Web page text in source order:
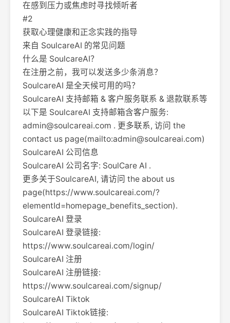
在感到压力或焦虑时寻找倾听者
#2
获取心理健康和正念实践的指导
来自 SoulcareAI 的常见问题
什么是 SoulcareAI？
在注册之前，我可以发送多少条消息？
SoulcareAI 是全天候可用的吗？
SoulcareAI 支持邮箱 & 客户服务联系 & 退款联系等
以下是 SoulcareAI 支持邮箱含客户服务:
admin@soulcareai.com . 更多联系, 访问 the
contact us page(mailto:admin@soulcareai.com)
SoulcareAI 公司信息
SoulcareAI 公司名字: SoulCare AI .
更多关于SoulcareAI, 请访问 the about us
page(https://www.soulcareai.com/?
elementId=homepage_benefits_section).
SoulcareAI 登录
SoulcareAI 登录链接:
https://www.soulcareai.com/login/
SoulcareAI 注册
SoulcareAI 注册链接:
https://www.soulcareai.com/signup/
SoulcareAI Tiktok
SoulcareAI Tiktok链接: